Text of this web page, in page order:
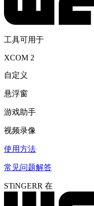
工具可用于
XCOM 2
自定义
悬浮窗
游戏助手
视频录像
使用方法
常见问题解答
STiNGERR 在